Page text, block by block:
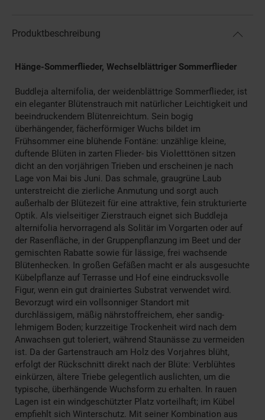
Produktbeschreibung
Hänge-Sommerflieder, Wechselblättriger Sommerflieder
Buddleja alternifolia, der weidenblättrige Sommerflieder, ist
ein eleganter Blütenstrauch mit natürlicher Leichtigkeit und
beeindruckendem Blütenreichtum. Sein bogig
überhängender, fächerförmiger Wuchs bildet im
Frühsommer eine blühende Fontäne: unzählige kleine,
duftende Blüten in zarten Flieder- bis Violetttönen sitzen
dicht an den vorjährigen Trieben und erscheinen je nach
Lage von Mai bis Juni. Das schmale, graugrüne Laub
unterstreicht die zierliche Anmutung und sorgt auch
außerhalb der Blütezeit für eine attraktive, fein strukturierte
Optik. Als vielseitiger Zierstrauch eignet sich Buddleja
alternifolia hervorragend als Solitär im Vorgarten oder auf
der Rasenfläche, in der Gruppenpflanzung im Beet und der
gemischten Rabatte sowie für lässige, frei wachsende
Blütenhecken. In großen Gefäßen macht er als ausgesuchte
Kübelpflanze auf Terrasse und Hof eine eindrucksvolle
Figur, wenn ein gut drainiertes Substrat verwendet wird.
Bevorzugt wird ein vollsonniger Standort mit
durchlässigem, mäßig nährstoffreichem, eher sandig-
lehmigem Boden; kurzzeitige Trockenheit wird nach dem
Anwachsen gut toleriert, während Staunässe zu vermeiden
ist. Da der Gartenstrauch am Holz des Vorjahres blüht,
erfolgt der Rückschnitt direkt nach der Blüte: Verblühtes
einkürzen, ältere Triebe gelegentlich auslichten, um die
typische, überhängende Wuchsform zu erhalten. In rauen
Lagen ist ein windgeschützter Platz vorteilhaft; im Kübel
empfiehlt sich Winterschutz. Mit seiner Kombination aus